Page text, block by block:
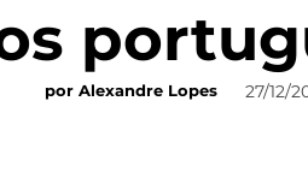
por Alexandre Lopes 27/12/